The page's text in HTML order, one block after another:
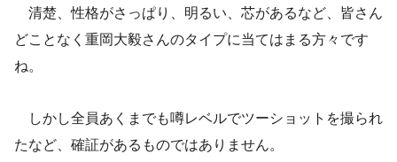
清楚、性格がさっぱり、明るい、芯があるなど、皆さん
どことなく重岡大毅さんのタイプに当てはまる方々です
ね。
しかし全員あくまでも噂レベルでツーショットを撮られ
たなど、確証があるものではありません。